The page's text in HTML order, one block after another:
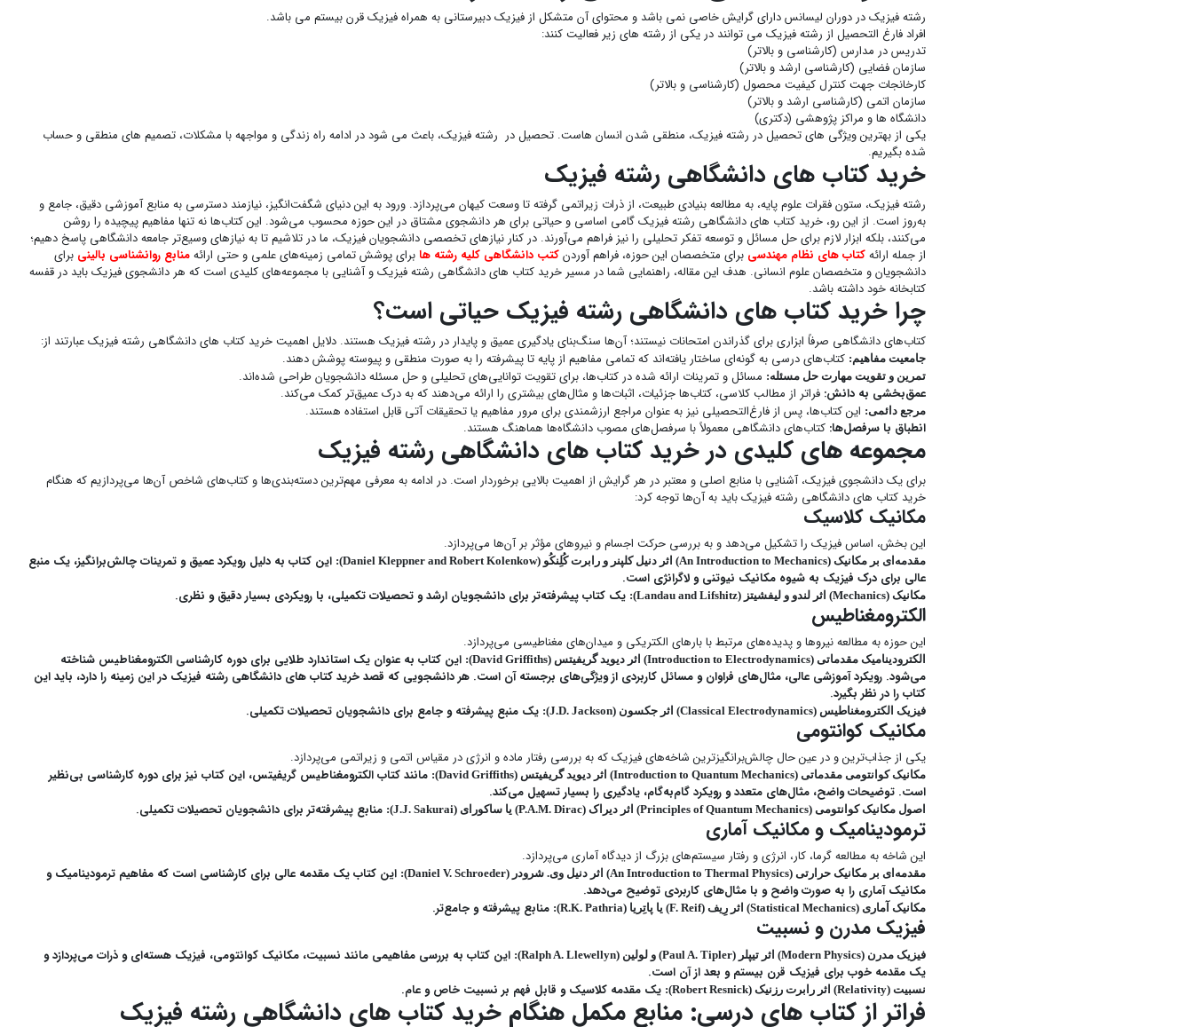
رشته فیزیک در دوران لیسانس دارای گرایش خاصی نمی باشد و محتوای آن متشکل از فیزیک دبیرستانی به همراه فیزیک قرن بیستم می باشد.
افراد فارغ التحصیل از رشته فیزیک می توانند در یکی از رشته های زیر فعالیت کنند:
تدریس در مدارس (کارشناسی و بالاتر)
سازمان فضایی (کارشناسی ارشد و بالاتر)
کارخانجات جهت کنترل کیفیت محصول (کارشناسی و بالاتر)
سازمان اتمی (کارشناسی ارشد و بالاتر)
دانشگاه ها و مراکز پژوهشی (دکتری)
یکی از بهترین ویژگی های تحصیل در رشته فیزیک، منطقی شدن انسان هاست. تحصیل در رشته فیزیک، باعث می شود در ادامه راه زندگی و مواجهه با مشکلات، تصمیم های منطقی و حساب
شده بگیریم.
خرید کتاب های دانشگاهی رشته فیزیک
رشته فیزیک، ستون فقرات علوم پایه، به مطالعه بنیادی طبیعت، از ذرات زیراتمی گرفته تا وسعت کیهان می‌پردازد. ورود به این دنیای شگفت‌انگیز، نیازمند دسترسی به منابع آموزشی دقیق، جامع و
به‌روز است. از این رو، خرید کتاب های دانشگاهی رشته فیزیک گامی اساسی و حیاتی برای هر دانشجوی مشتاق در این حوزه محسوب می‌شود. این کتاب‌ها نه تنها مفاهیم پیچیده را روشن
می‌کنند، بلکه ابزار لازم برای حل مسائل و توسعه تفکر تحلیلی را نیز فراهم می‌آورند. در کنار نیازهای تخصصی دانشجویان فیزیک، ما در تلاشیم تا به نیازهای وسیع‌تر جامعه دانشگاهی پاسخ دهیم؛
از جمله ارائهکتاب های نظام مهندسی برای متخصصان این حوزه، فراهم آوردن کتب دانشگاهی کلیه رشته هابرای پوشش تمامی زمینه‌های علمی و حتی ارائهمنابع روانشناسی بالینی برای
دانشجویان و متخصصان علوم انسانی. هدف این مقاله، راهنمایی شما در مسیر خرید کتاب های دانشگاهی رشته فیزیک و آشنایی با مجموعه‌های کلیدی است که هر دانشجوی فیزیک باید در قفسه
کتابخانه خود داشته باشد.
چرا خرید کتاب های دانشگاهی رشته فیزیک حیاتی است؟
کتاب‌های دانشگاهی صرفاً ابزاری برای گذراندن امتحانات نیستند؛ آن‌ها سنگ‌بنای یادگیری عمیق و پایدار در رشته فیزیک هستند. دلایل اهمیت خرید کتاب های دانشگاهی رشته فیزیک عبارتند از:
جامعیت مفاهیم: کتاب‌های درسی به گونه‌ای ساختار یافته‌اند که تمامی مفاهیم از پایه تا پیشرفته را به صورت منطقی و پیوسته پوشش دهند.
تمرین و تقویت مهارت حل مسئله: مسائل و تمرینات ارائه شده در کتاب‌ها، برای تقویت توانایی‌های تحلیلی و حل مسئله دانشجویان طراحی شده‌اند.
عمق‌بخشی به دانش: فراتر از مطالب کلاسی، کتاب‌ها جزئیات، اثبات‌ها و مثال‌های بیشتری را ارائه می‌دهند که به درک عمیق‌تر کمک می‌کند.
مرجع دائمی: این کتاب‌ها، پس از فارغ‌التحصیلی نیز به عنوان مراجع ارزشمندی برای مرور مفاهیم یا تحقیقات آتی قابل استفاده هستند.
انطباق با سرفصل‌ها: کتاب‌های دانشگاهی معمولاً با سرفصل‌های مصوب دانشگاه‌ها هماهنگ هستند.
مجموعه های کلیدی در خرید کتاب های دانشگاهی رشته فیزیک
برای یک دانشجوی فیزیک، آشنایی با منابع اصلی و معتبر در هر گرایش از اهمیت بالایی برخوردار است. در ادامه به معرفی مهم‌ترین دسته‌بندی‌ها و کتاب‌های شاخص آن‌ها می‌پردازیم که هنگام
خرید کتاب های دانشگاهی رشته فیزیک باید به آن‌ها توجه کرد:
مکانیک کلاسیک
این بخش، اساس فیزیک را تشکیل می‌دهد و به بررسی حرکت اجسام و نیروهای مؤثر بر آن‌ها می‌پردازد.
مقدمه‌ای بر مکانیک (An Introduction to Mechanics) اثر دنیل کلپنر و رابرت کُلِنکُو (Daniel Kleppner and Robert Kolenkow):
این کتاب به دلیل رویکرد عمیق و تمرینات چالش‌برانگیز، یک منبع
عالی برای درک فیزیک به شیوه مکانیک نیوتنی و لاگرانژی است.
مکانیک (Mechanics) اثر لندو و لیفشیتز (Landau and Lifshitz): یک کتاب پیشرفته‌تر برای دانشجویان ارشد و تحصیلات تکمیلی، با رویکردی بسیار دقیق و نظری.
الکترومغناطیس
این حوزه به مطالعه نیروها و پدیده‌های مرتبط با بارهای الکتریکی و میدان‌های مغناطیسی می‌پردازد.
الکترودینامیک مقدماتی (Introduction to Electrodynamics) اثر دیوید گریفیتس (David Griffiths):
این کتاب به عنوان یک استاندارد طلایی برای دوره کارشناسی الکترومغناطیس شناخته
می‌شود. رویکرد آموزشی عالی، مثال‌های فراوان و مسائل کاربردی از ویژگی‌های برجسته آن است. هر دانشجویی که قصد خرید کتاب های دانشگاهی رشته فیزیک در این زمینه را دارد، باید این
کتاب را در نظر بگیرد.
فیزیک الکترومغناطیس (Classical Electrodynamics) اثر جکسون (J.D. Jackson): یک منبع پیشرفته و جامع برای دانشجویان تحصیلات تکمیلی.
مکانیک کوانتومی
یکی از جذاب‌ترین و در عین حال چالش‌برانگیزترین شاخه‌های فیزیک که به بررسی رفتار ماده و انرژی در مقیاس اتمی و زیراتمی می‌پردازد.
مکانیک کوانتومی مقدماتی (Introduction to Quantum Mechanics) اثر دیوید گریفیتس (David Griffiths):
مانند کتاب الکترومغناطیس گریفیتس، این کتاب نیز برای دوره کارشناسی بی‌نظیر
است. توضیحات واضح، مثال‌های متعدد و رویکرد گام‌به‌گام، یادگیری را بسیار تسهیل می‌کند.
اصول مکانیک کوانتومی (Principles of Quantum Mechanics) اثر دیراک (P.A.M. Dirac) یا ساکورای (J.J. Sakurai): منابع پیشرفته‌تر برای دانشجویان تحصیلات تکمیلی.
ترمودینامیک و مکانیک آماری
این شاخه به مطالعه گرما، کار، انرژی و رفتار سیستم‌های بزرگ از دیدگاه آماری می‌پردازد.
مقدمه‌ای بر مکانیک حرارتی (An Introduction to Thermal Physics) اثر دنیل وی. شرودر (Daniel V. Schroeder):
این کتاب یک مقدمه عالی برای کارشناسی است که مفاهیم ترمودینامیک و
مکانیک آماری را به صورت واضح و با مثال‌های کاربردی توضیح می‌دهد.
مکانیک آماری (Statistical Mechanics) اثر رِیف (F. Reif) یا پاتِریا (R.K. Pathria): منابع پیشرفته و جامع‌تر.
فیزیک مدرن و نسبیت
فیزیک مدرن (Modern Physics) اثر تیپلر (Paul A. Tipler) و لولین (Ralph A. Llewellyn):
این کتاب به بررسی مفاهیمی مانند نسبیت، مکانیک کوانتومی، فیزیک هسته‌ای و ذرات می‌پردازد و
یک مقدمه خوب برای فیزیک قرن بیستم و بعد از آن است.
نسبیت (Relativity) اثر رابرت رزنیک (Robert Resnick): یک مقدمه کلاسیک و قابل فهم بر نسبیت خاص و عام.
فراتر از کتاب های درسی: منابع مکمل هنگام خرید کتاب های دانشگاهی رشته فیزیک